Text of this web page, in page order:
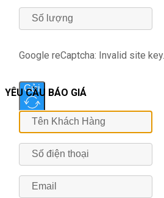
Google reCaptcha: Invalid site key.
Gửi
YÊU CẦU BÁO GIÁ